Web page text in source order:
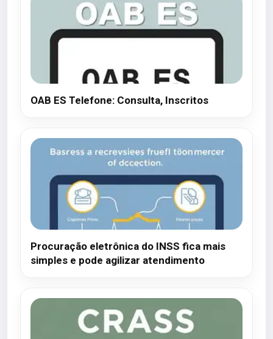
OAB ES Telefone: Consulta, Inscritos
Procuração eletrônica do INSS fica mais
simples e pode agilizar atendimento